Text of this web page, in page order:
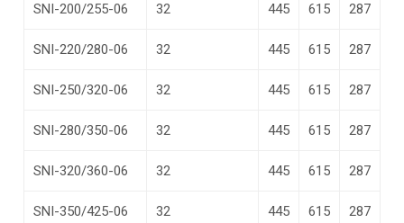
SNI-200/255-06 32 445 615 287
SNI-220/280-06 32 445 615 287
SNI-250/320-06 32 445 615 287
SNI-280/350-06 32 445 615 287
SNI-320/360-06 32 445 615 287
SNI-350/425-06 32 445 615 287